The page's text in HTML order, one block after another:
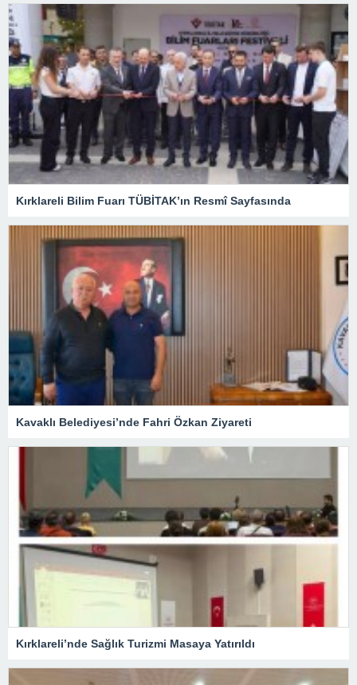
Kırklareli Bilim Fuarı TÜBİTAK’ın Resmî Sayfasında
Kavaklı Belediyesi’nde Fahri Özkan Ziyareti
Kırklareli’nde Sağlık Turizmi Masaya Yatırıldı